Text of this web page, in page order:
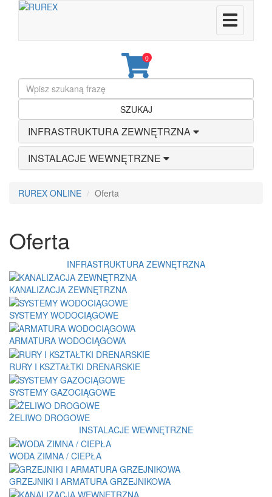
0
SZUKAJ
INFRASTRUKTURA ZEWNĘTRZNA
INSTALACJE WEWNĘTRZNE
RUREX ONLINE Oferta
Oferta
INFRASTRUKTURA ZEWNĘTRZNA
KANALIZACJA ZEWNĘTRZNA
SYSTEMY WODOCIĄGOWE
ARMATURA WODOCIĄGOWA
RURY I KSZTAŁTKI DRENARSKIE
SYSTEMY GAZOCIĄGOWE
ŻELIWO DROGOWE
INSTALACJE WEWNĘTRZNE
WODA ZIMNA / CIEPŁA
GRZEJNIKI I ARMATURA GRZEJNIKOWA